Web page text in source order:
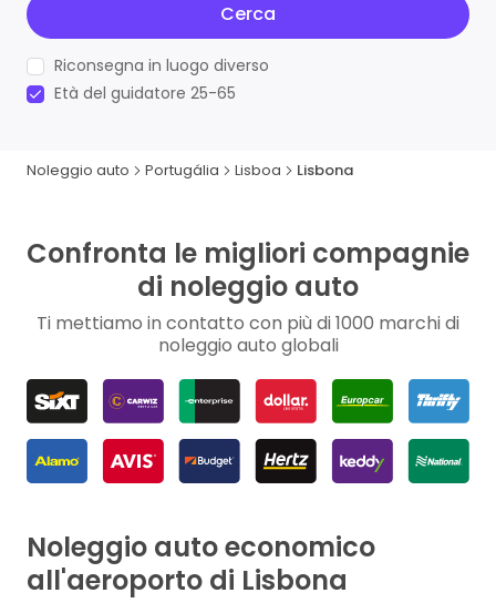
Cerca
Riconsegna in luogo diverso
Età del guidatore 25-65
Noleggio auto Portugália Lisboa Lisbona
Confronta le migliori compagnie
di noleggio auto
Ti mettiamo in contatto con più di 1000 marchi di
noleggio auto globali
Noleggio auto economico
all'aeroporto di Lisbona